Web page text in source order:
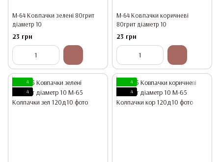
М-64 Ковпачки зелені 80грит
діаметр 10
23 грн
М-64 Ковпачки коричневі
80грит діаметр 10
23 грн
4
4
4
4